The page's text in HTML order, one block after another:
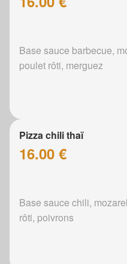
Base sauce barbecue,
poulet rôti, merguez
Pizza chili thaï
16.00 €
Base sauce chili,
rôti, poivrons